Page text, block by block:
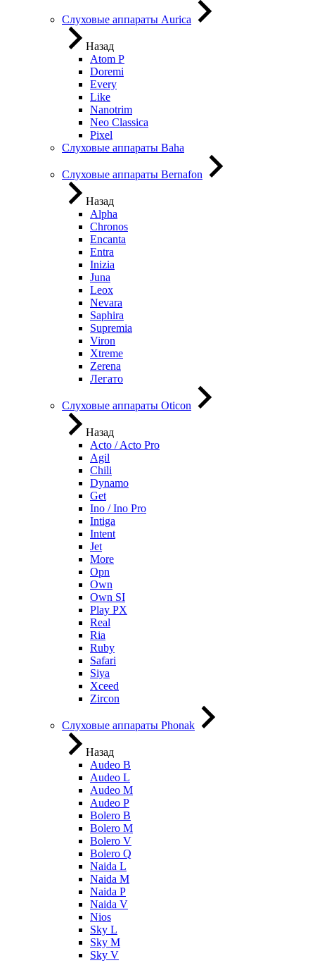
Слуховые аппараты Aurica
Назад
Atom P
Doremi
Every
Like
Nanotrim
Neo Classica
Pixel
Слуховые аппараты Baha
Слуховые аппараты Bernafon
Назад
Alpha
Chronos
Encanta
Entra
Inizia
Juna
Leox
Nevara
Saphira
Supremia
Viron
Xtreme
Zerena
Легато
Слуховые аппараты Oticon
Назад
Acto / Acto Pro
Agil
Chili
Dynamo
Get
Ino / Ino Pro
Intiga
Intent
Jet
More
Opn
Own
Own SI
Play PX
Real
Ria
Ruby
Safari
Siya
Xceed
Zircon
Слуховые аппараты Phonak
Назад
Audeo B
Audeo L
Audeo М
Audeo P
Bolero B
Bolero M
Bolero V
Bolero Q
Naida L
Naida M
Naida P
Naida V
Nios
Sky L
Sky M
Sky V